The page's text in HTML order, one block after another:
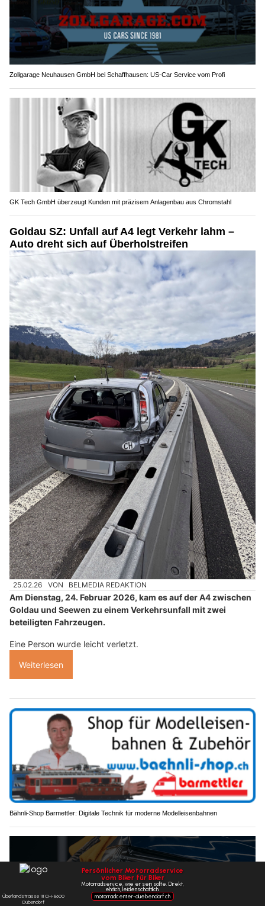
Zollgarage Neuhausen GmbH bei Schaffhausen: US-Car Service vom Profi
GK Tech GmbH überzeugt Kunden mit präzisem Anlagenbau aus Chromstahl
Goldau SZ: Unfall auf A4 legt Verkehr lahm –
Auto dreht sich auf Überholstreifen
25.02.26 VON BELMEDIA REDAKTION
Am Dienstag, 24. Februar 2026, kam es auf der A4 zwischen
Goldau und Seewen zu einem Verkehrsunfall mit zwei
beteiligten Fahrzeugen.
Eine Person wurde leicht verletzt.
Weiterlesen
Bähnli-Shop Barmettler: Digitale Technik für moderne Modelleisenbahnen